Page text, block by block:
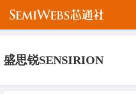
盛思锐SENSIRION